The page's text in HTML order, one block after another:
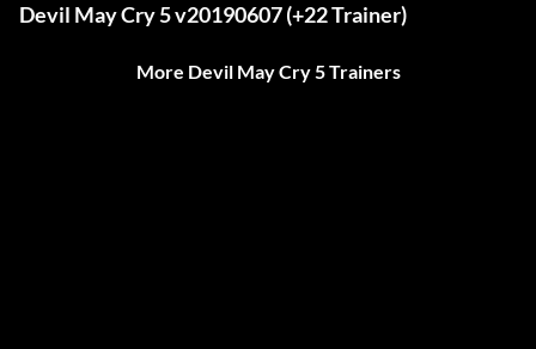
Devil May Cry 5 v20190607 (+22 Trainer)
More Devil May Cry 5 Trainers